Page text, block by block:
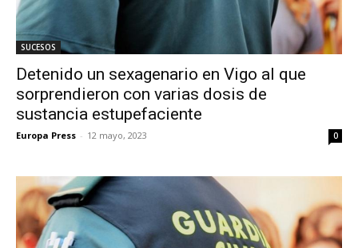
SUCESOS
Detenido un sexagenario en Vigo al que
sorprendieron con varias dosis de
sustancia estupefaciente
Europa Press - 12 mayo, 2023 0